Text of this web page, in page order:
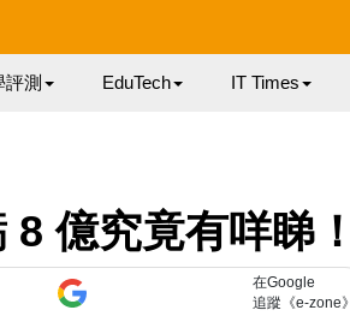
評測 EduTech IT Times
億究竟有咩睇！
在Google
追蹤《e-zone》